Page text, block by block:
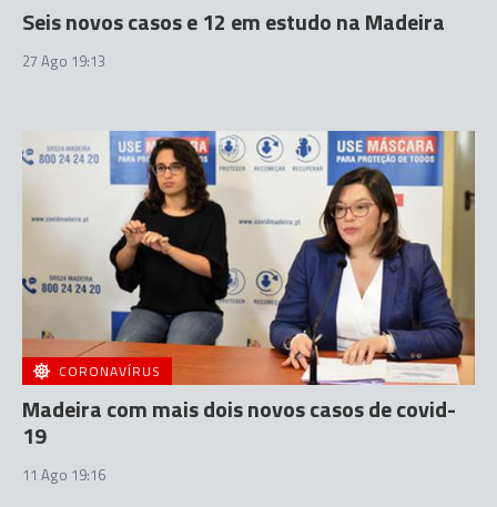
Seis novos casos e 12 em estudo na Madeira
27 Ago 19:13
CORONAVÍRUS
Madeira com mais dois novos casos de covid-
19
11 Ago 19:16